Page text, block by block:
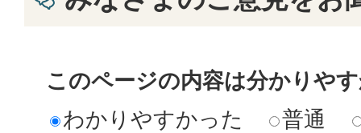
このページの内容は分かりや
わかりやすかった
普通